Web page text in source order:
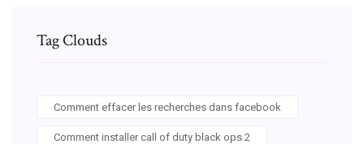
Tag Clouds
Comment effacer les recherches dans facebook
Comment installer call of duty black ops 2